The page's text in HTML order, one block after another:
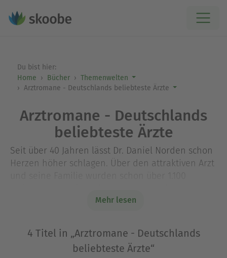
Du bist hier:
Home
Bücher
Themenwelten
Arztromane - Deutschlands beliebteste Ärzte
Arztromane - Deutschlands
beliebteste Ärzte
Seit über 40 Jahren lässt Dr. Daniel Norden schon
Herzen höher schlagen. Über den attraktiven Arzt
und auch die Liebe eine große Rolle spielen.
erfolgreichsten Serienarzts Deutschlands ihre
eigenen Praxen, und natürlich auch ihre eigenen
Serien: Ganz neu dabei ist „Der junge Dr. Norden“.
Mehr lesen
4 Titel in „Arztromane - Deutschlands
beliebteste Ärzte“